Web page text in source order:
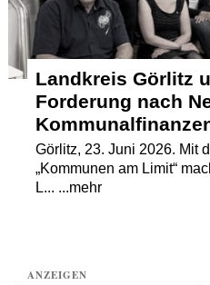
Landkreis Görlitz
Forderung nach
Görlitz, 23. Juni 2026. Mit
„Kommunen am Limit“
L... ...mehr
ANZEIGEN